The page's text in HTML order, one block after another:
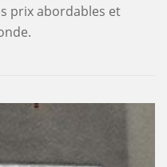
prix abordables et